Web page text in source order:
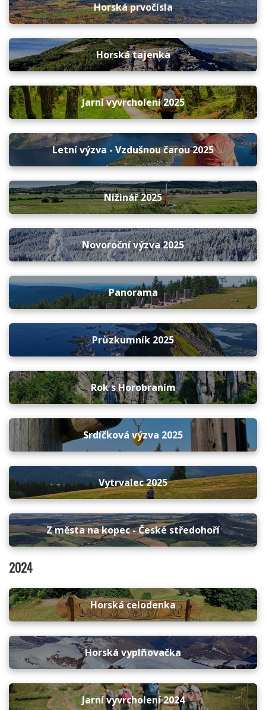
Horská prvočísla
Horská tajenka
Jarní vyvrcholení 2025
Letní výzva - Vzdušnou čarou 2025
Nížinář 2025
Novoroční výzva 2025
Panorama
Průzkumník 2025
Rok s Horobraním
Srdíčková výzva 2025
Vytrvalec 2025
Z města na kopec - České středohoří
2024
Horská celodenka
Horská vyplňovačka
Jarní vyvrcholení 2024